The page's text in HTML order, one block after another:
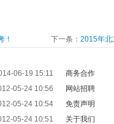
！ 下一条： 2015年北
06-19 15:11
商务合作
05-24 10:56
网站招聘
05-24 10:54
免责声明
05-24 10:51 关于我们